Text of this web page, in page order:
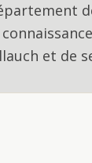
et de